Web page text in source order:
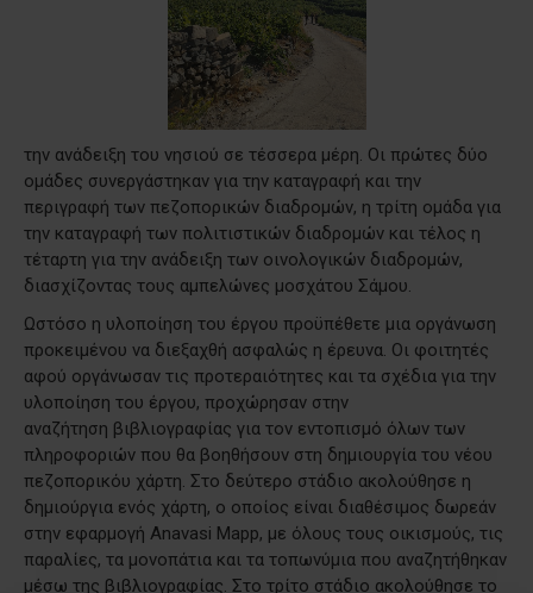
την ανάδειξη του νησιού σε τέσσερα μέρη. Οι πρώτες δύο
ομάδες συνεργάστηκαν για την καταγραφή και την
περιγραφή των πεζοπορικών διαδρομών, η τρίτη ομάδα για
την καταγραφή των πολιτιστικών διαδρομών και τέλος η
τέταρτη για την ανάδειξη των οινολογικών διαδρομών,
διασχίζοντας τους αμπελώνες μοσχάτου Σάμου.
Ωστόσο η υλοποίηση του έργου προϋπέθετε μια οργάνωση
προκειμένου να διεξαχθή ασφαλώς η έρευνα. Οι φοιτητές
αφού οργάνωσαν τις προτεραιότητες και τα σχέδια για την
υλοποίηση του έργου, προχώρησαν στην
αναζήτηση βιβλιογραφίας για τον εντοπισμό όλων των
πληροφοριών που θα βοηθήσουν στη δημιουργία του νέου
πεζοπορικόυ χάρτη. Στο δεύτερο στάδιο ακολούθησε η
δημιούργια ενός χάρτη, ο οποίος είναι διαθέσιμος δωρεάν
στην εφαρμογή Anavasi Mapp, με όλους τους οικισμούς, τις
παραλίες, τα μονοπάτια και τα τοπωνύμια που αναζητήθηκαν
μέσω της βιβλιογραφίας. Στο τρίτο στάδιο ακολούθησε το